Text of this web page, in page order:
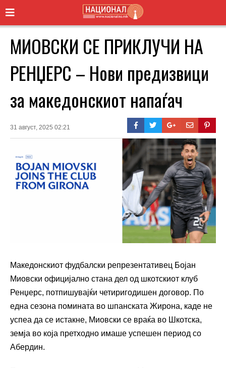
МИОВСКИ СЕ ПРИКЛУЧИ НА
РЕНЏЕРС – Нови предизвици
за македонскиот напаѓач
31 август, 2025 02:21
Македонскиот фудбалски репрезентативец Бојан
Миовски официјално стана дел од шкотскиот клуб
Ренџерс, потпишувајќи четиригодишен договор. По
една сезона помината во шпанската Жирона, каде не
успеа да се истакне, Миовски се враќа во Шкотска,
земја во која претходно имаше успешен период со
Абердин.